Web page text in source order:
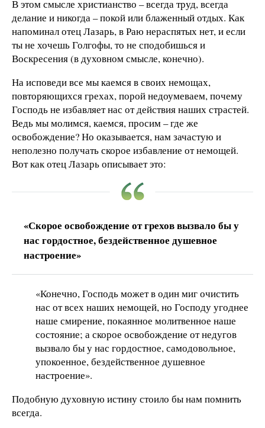
В этом смысле христианство – всегда труд, всегда
делание и никогда – покой или блаженный отдых. Как
напоминал отец Лазарь, в Раю нераспятых нет, и если
ты не хочешь Голгофы, то не сподобишься и
Воскресения (в духовном смысле, конечно).
На исповеди все мы каемся в своих немощах,
повторяющихся грехах, порой недоумеваем, почему
Господь не избавляет нас от действия наших страстей.
Ведь мы молимся, каемся, просим – где же
освобождение? Но оказывается, нам зачастую и
неполезно получать скорое избавление от немощей.
Вот как отец Лазарь описывает это:
«Скорое освобождение от грехов вызвало бы у
нас гордостное, бездейственное душевное
настроение»
«Конечно, Господь может в один миг очистить
нас от всех наших немощей, но Господу угоднее
наше смирение, покаянное молитвенное наше
состояние; а скорое освобождение от недугов
вызвало бы у нас гордостное, самодовольное,
упокоенное, бездейственное душевное
настроение».
Подобную духовную истину стоило бы нам помнить
всегда.